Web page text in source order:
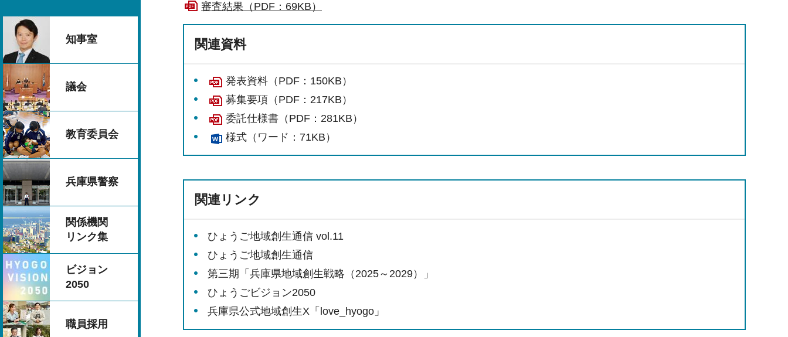
知事室
議会
教育委員会
兵庫県警察
関係機関
リンク集
ビジョン
2050
職員採用
審査結果（PDF：69KB）
関連資料
発表資料（PDF：150KB）
募集要項（PDF：217KB）
委託仕様書（PDF：281KB）
様式（ワード：71KB）
関連リンク
ひょうご地域創生通信 vol.11
ひょうご地域創生通信
第三期「兵庫県地域創生戦略（2025～2029）」
ひょうごビジョン2050
兵庫県公式地域創生X「love_hyogo」